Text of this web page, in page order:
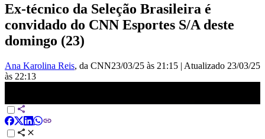
Ex-técnico da Seleção Brasileira é
convidado do CNN Esportes S/A deste
domingo (23)
Ana Karolina Reis, da CNN23/03/25 às 21:15 | Atualizado 23/03/25
às 22:13